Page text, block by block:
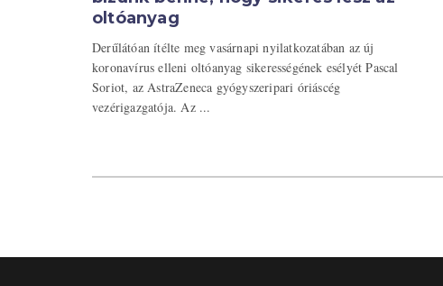
oltóanyag
Derűlátóan ítélte meg vasárnapi nyilatkozatában az új
koronavírus elleni oltóanyag sikerességének esélyét Pascal
Soriot, az AstraZeneca gyógyszeripari óriáscég
vezérigazgatója. Az ...